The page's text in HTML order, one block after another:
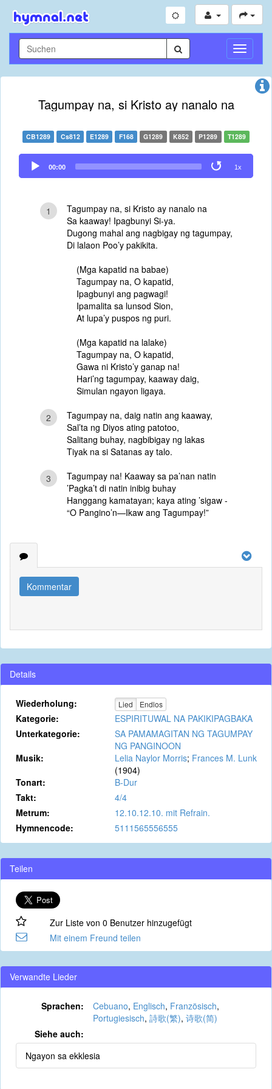
Tagumpay na, si Kristo ay nanalo na
CB1289 Cs812 E1289 F168 G1289 K852 P1289 T1289
Audio
Player
00:00 1x
1
Tagumpay na, si Kristo ay nanalo na
Sa kaaway! Ipagbunyi Si-ya.
Dugong mahal ang nagbigay ng tagumpay,
Di lalaon Poo’y pakikita.
(Mga kapatid na babae)
Tagumpay na, O kapatid,
Ipagbunyi ang pagwagi!
Ipamalita sa lunsod Sion,
At lupa’y puspos ng puri.
(Mga kapatid na lalake)
Tagumpay na, O kapatid,
Gawa ni Kristo’y ganap na!
Hari’ng tagumpay, kaaway daig,
Simulan ngayon ligaya.
2
Tagumpay na, daig natin ang kaaway,
Sal’ta ng Diyos ating patotoo,
Salitang buhay, nagbibigay ng lakas
Tiyak na si Satanas ay talo.
3
Tagumpay na! Kaaway sa pa’nan natin
’Pagka’t di natin inibig buhay
Hanggang kamatayan; kaya ating ’sigaw -
“O Pangino’n—Ikaw ang Tagumpay!”
Kommentar
Details
Wiederholung: Lied Endlos
Kategorie:
ESPIRITUWAL NA PAKIKIPAGBAKA
Unterkategorie:
SA PAMAMAGITAN NG TAGUMPAY
NG PANGINOON
Musik:
Lelia Naylor Morris; Frances M. Lunk
(1904)
Tonart:
B-Dur
Takt:
4/4
Metrum:
12.10.12.10. mit Refrain.
Hymnencode:
5111565556555
Teilen
Zur Liste von 0 Benutzer hinzugefügt
Mit einem Freund teilen
Verwandte Lieder
Sprachen: Cebuano, Englisch, Französisch,
Portugiesisch, 詩歌(繁), 诗歌(简)
Siehe auch:
Ngayon sa ekklesia